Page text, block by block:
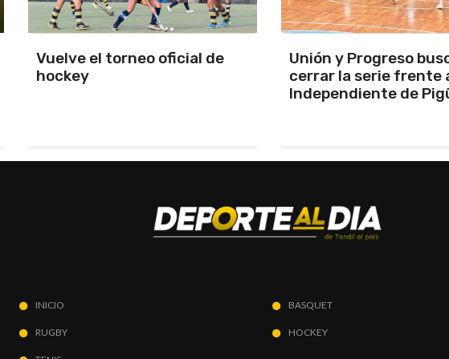
Unión y Progreso busca
cerrar la serie frente a
Se programó la
URD
INICIO
RUGBY
BASQUET
HOCKEY